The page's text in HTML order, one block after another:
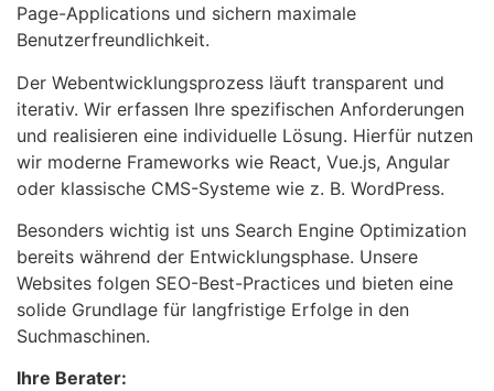
Page-Applications und sichern maximale
Benutzerfreundlichkeit.
Der Webentwicklungsprozess läuft transparent und
iterativ. Wir erfassen Ihre spezifischen Anforderungen
und realisieren eine individuelle Lösung. Hierfür nutzen
wir moderne Frameworks wie React, Vue.js, Angular
oder klassische CMS-Systeme wie z. B. WordPress.
Besonders wichtig ist uns Search Engine Optimization
bereits während der Entwicklungsphase. Unsere
Websites folgen SEO-Best-Practices und bieten eine
solide Grundlage für langfristige Erfolge in den
Suchmaschinen.
Ihre Berater: